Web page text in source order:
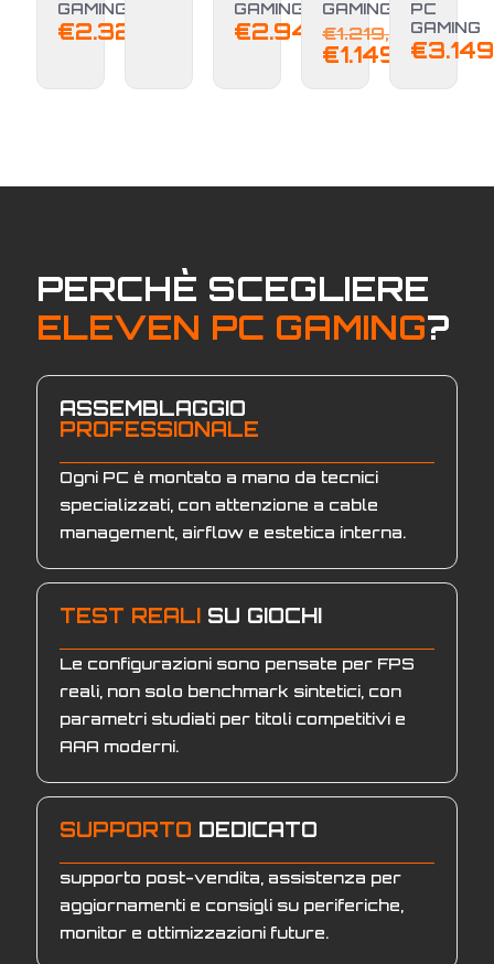
GAMING
€2.329,00
GAMING
€2.949,00
GAMING
€1.219,00 Il
era:
€1.149,00Il
PC
GAMING
€
PERCHÈ SCEGLIERE
ELEVEN PC GAMING?
ASSEMBLAGGIO
PROFESSIONALE
Ogni PC è montato a mano da tecnici
specializzati, con attenzione a cable
management, airflow e estetica interna.
TEST REALI SU GIOCHI
Le configurazioni sono pensate per FPS
reali, non solo benchmark sintetici, con
parametri studiati per titoli competitivi e
AAA moderni.
SUPPORTO DEDICATO
supporto post-vendita, assistenza per
aggiornamenti e consigli su periferiche,
monitor e ottimizzazioni future.